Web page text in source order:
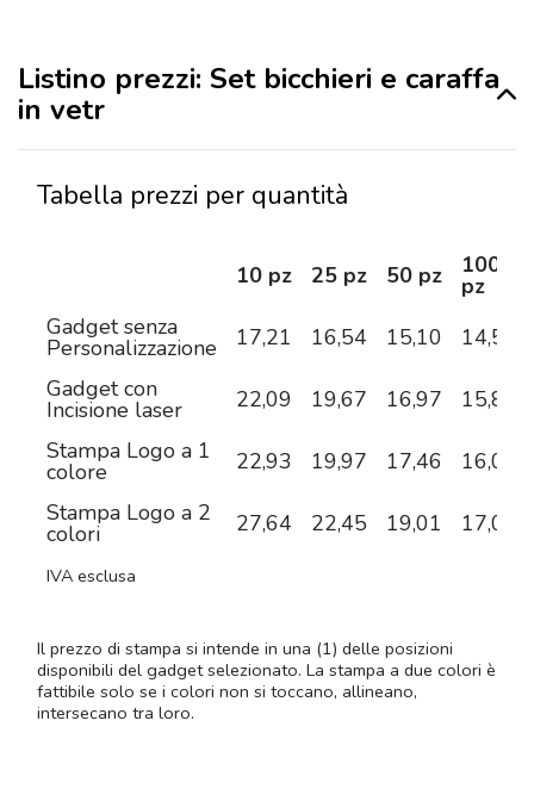
Listino prezzi: Set bicchieri e caraffa
in vetr
Tabella prezzi per quantità
10 pz 25 pz 50 pz 100
pz
Gadget senza
Personalizzazione 17,21 16,54 15,10
14,54
Gadget con
Incisione laser 22,09 19,67 16,97
15,89
Stampa Logo a 1
colore 22,93 19,97 17,46
16,09
Stampa Logo a 2
colori 27,64 22,45 19,01 17,00
IVA esclusa
Il prezzo di stampa si intende in una (1) delle posizioni
disponibili del gadget selezionato. La stampa a due colori è
fattibile solo se i colori non si toccano, allineano,
intersecano tra loro.